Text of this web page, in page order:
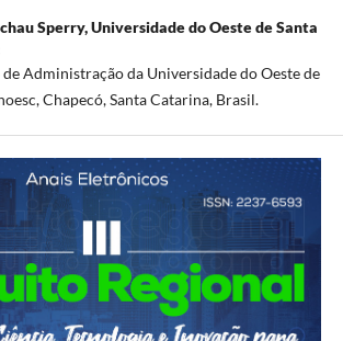
Sperry,Universidade do Oeste de Santa
Administração da Universidade do Oeste de
Chapecó, Santa Catarina, Brasil.